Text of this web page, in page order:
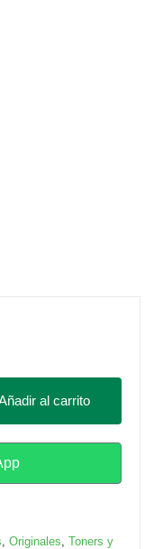
al carrito
Originales Toners y